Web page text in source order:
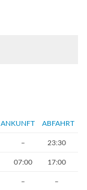
ANKUNFT ABFAHRT
– 23:30
07:00 17:00
– –